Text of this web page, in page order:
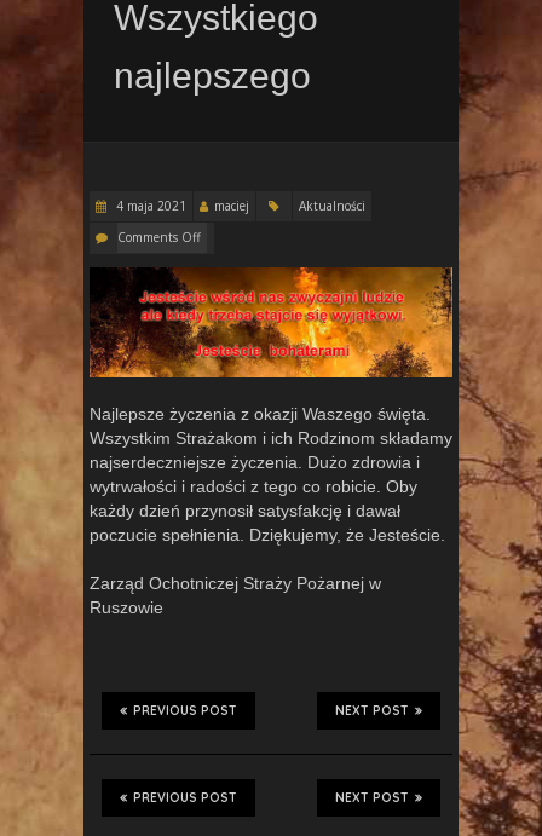
Wszystkiego
najlepszego
4 maja 2021 maciej
Aktualności
Comments Off
Najlepsze życzenia z okazji Waszego święta.
Wszystkim Strażakom i ich Rodzinom składamy
najserdeczniejsze życzenia. Dużo zdrowia i
wytrwałości i radości z tego co robicie. Oby
każdy dzień przynosił satysfakcję i dawał
poczucie spełnienia. Dziękujemy, że Jesteście.
Zarząd Ochotniczej Straży Pożarnej w
Ruszowie
NEXT POST
PREVIOUS POST
NEXT POST
PREVIOUS POST